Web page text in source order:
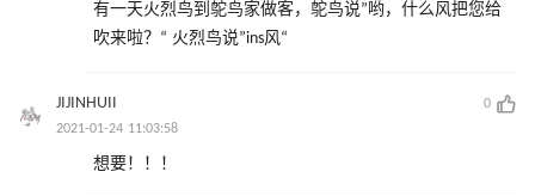
有一天火烈鸟到鸵鸟家做客，鸵鸟说”哟，什么风把您给
吹来啦？“ 火烈鸟说”ins风“
JIJINHUII
0
2021-01-24 11:03:58
想要！！！